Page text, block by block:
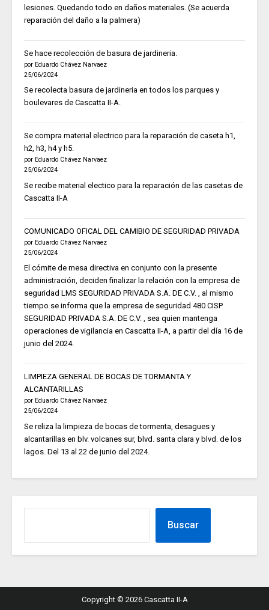
lesiones. Quedando todo en daños materiales. (Se acuerda
reparación del daño a la palmera)
Se hace recolección de basura de jardineria.
por Eduardo Chávez Narvaez
25/06/2024
Se recolecta basura de jardineria en todos los parques y
boulevares de Cascatta II-A.
Se compra material electrico para la reparación de caseta h1,
h2, h3, h4 y h5.
por Eduardo Chávez Narvaez
25/06/2024
Se recibe material electico para la reparación de las casetas de
Cascatta II-A
COMUNICADO OFICAL DEL CAMIBIO DE SEGURIDAD PRIVADA
por Eduardo Chávez Narvaez
25/06/2024
El cómite de mesa directiva en conjunto con la presente
administración, deciden finalizar la relación con la empresa de
seguridad LMS SEGURIDAD PRIVADA S.A. DE C.V. , al mismo
tiempo se informa que la empresa de seguridad 480 CISP
SEGURIDAD PRIVADA S.A. DE C.V. , sea quien mantenga
operaciones de vigilancia en Cascatta II-A, a partir del día 16 de
junio del 2024.
LIMPIEZA GENERAL DE BOCAS DE TORMANTA Y
ALCANTARILLAS
por Eduardo Chávez Narvaez
25/06/2024
Se reliza la limpieza de bocas de tormenta, desagues y
alcantarillas en blv. volcanes sur, blvd. santa clara y blvd. de los
lagos. Del 13 al 22 de junio del 2024.
Buscar
Copyright © 2026 Cascatta II-A